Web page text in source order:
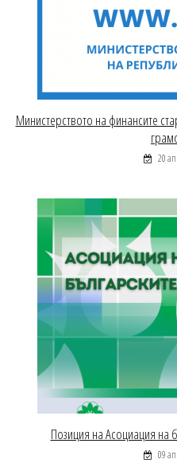
Министерството на финансите
20
Позиция на Асоциация на
09